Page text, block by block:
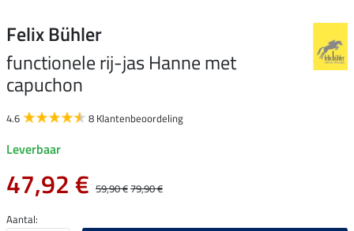
Felix Bühler
functionele rij-jas Hanne met
capuchon
4.6 8 Klantenbeoordeling
Leverbaar
47,92 € 59,90 €79,90 €
Aantal: